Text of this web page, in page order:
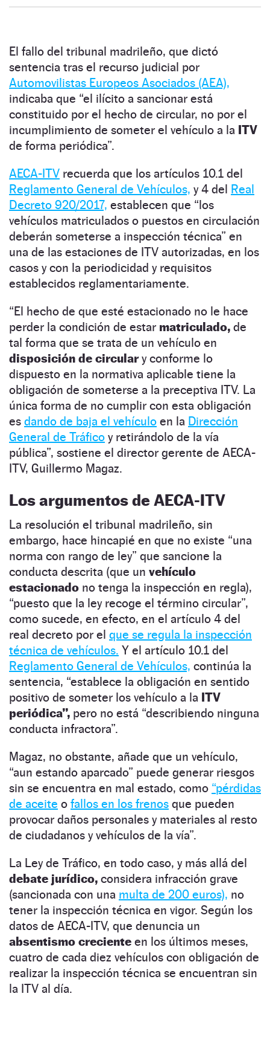
El fallo del tribunal madrileño, que dictó
sentencia tras el recurso judicial por
Automovilistas Europeos Asociados (AEA),
indicaba que “el ilícito a sancionar está
constituido por el hecho de circular, no por el
incumplimiento de someter el vehículo a la ITV
de forma periódica”.
AECA-ITV recuerda que los artículos 10.1 del
Reglamento General de Vehículos, y 4 del Real
Decreto 920/2017, establecen que “los
vehículos matriculados o puestos en circulación
deberán someterse a inspección técnica” en
una de las estaciones de ITV autorizadas, en los
casos y con la periodicidad y requisitos
establecidos reglamentariamente.
“El hecho de que esté estacionado no le hace
perder la condición de estar matriculado, de
tal forma que se trata de un vehículo en
disposición de circulary conforme lo
dispuesto en la normativa aplicable tiene la
obligación de someterse a la preceptiva ITV. La
única forma de no cumplir con esta obligación
es dando de baja el vehículo en la Dirección
General de Tráfico y retirándolo de la vía
pública”, sostiene el director gerente de AECA-
ITV, Guillermo Magaz.
Los argumentos de AECA-ITV
La resolución el tribunal madrileño, sin
embargo, hace hincapié en que no existe “una
norma con rango de ley” que sancione la
conducta descrita (que un vehículo
estacionado no tenga la inspección en regla),
“puesto que la ley recoge el término circular”,
como sucede, en efecto, en el artículo 4 del
real decreto por el que se regula la inspección
técnica de vehículos. Y el artículo 10.1 del
Reglamento General de Vehículos, continúa la
sentencia, “establece la obligación en sentido
positivo de someter los vehículo a la ITV
periódica”, pero no está “describiendo ninguna
conducta infractora”.
Magaz, no obstante, añade que un vehículo,
“aun estando aparcado” puede generar riesgos
sin se encuentra en mal estado, como “pérdidas
de aceite o fallos en los frenos que pueden
provocar daños personales y materiales al resto
de ciudadanos y vehículos de la vía”.
La Ley de Tráfico, en todo caso, y más allá del
debate jurídico, considera infracción grave
(sancionada con una multa de 200 euros), no
tener la inspección técnica en vigor. Según los
datos de AECA-ITV, que denuncia un
absentismo creciente en los últimos meses,
cuatro de cada diez vehículos con obligación de
realizar la inspección técnica se encuentran sin
la ITV al día.